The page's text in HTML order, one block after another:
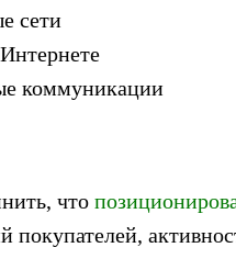
сети
коммуникации
что
покупателей,